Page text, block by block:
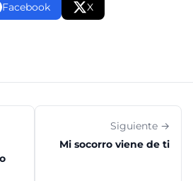
Facebook X
Siguiente →
Mi socorro viene de ti